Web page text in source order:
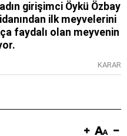
girişimci Öykü Özbay
ilk meyvelerini
faydalı olan meyvenin
KARAR